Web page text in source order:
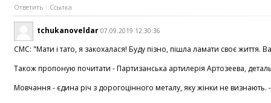
Ответить Ссылка
tchukanoveldar 07.09.2019 12:30:36
СМС: "Мати і тато, я закохалася! Буду пізно, пішла ламати своє
Також пропоную почитати - Партизанська артилерія Артозеева,
Мовчання - єдина річ з дорогоцінного металу, яку жінки не